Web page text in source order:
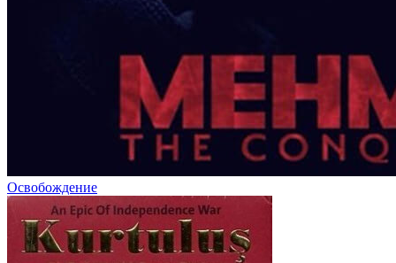
Освобождение